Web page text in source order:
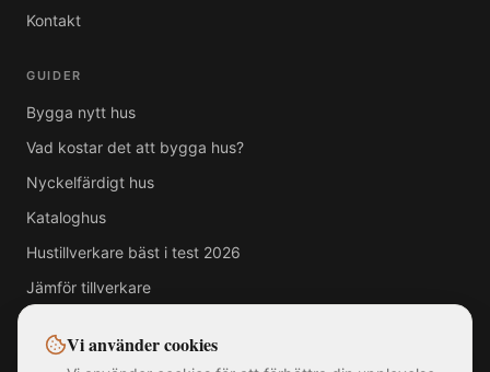
Kontakt
GUIDER
Bygga nytt hus
Vad kostar det att bygga hus?
Nyckelfärdigt hus
Kataloghus
Hustillverkare bäst i test 2026
Jämför tillverkare
Vi använder cookies